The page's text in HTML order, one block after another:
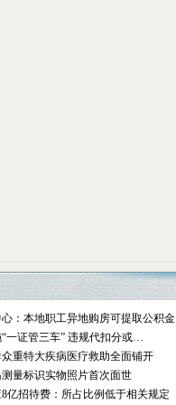
：本地职工异地购房可提取公积金
一证管三车” 违规代扣分或…
重特大疾病医疗救助全面铺开
量标识实物照片首次面世
亿招待费：所占比例低于相关规定